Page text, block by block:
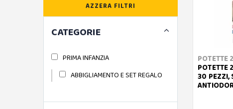
POTETTE
POTETTE
30 PEZZI,
AZZERA FILTRI
CATEGORIE
PRIMA INFANZIA
ABBIGLIAMENTO E SET REGALO